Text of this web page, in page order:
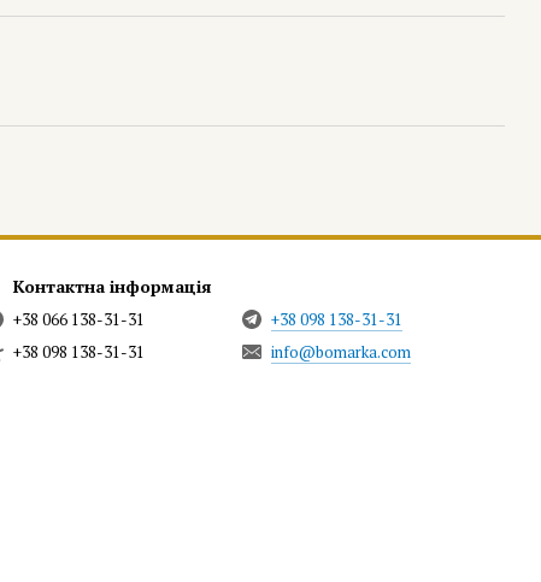
Контактна інформація
+38 066 138-31-31
+38 098 138-31-31
+38 098 138-31-31
info@bomarka.com